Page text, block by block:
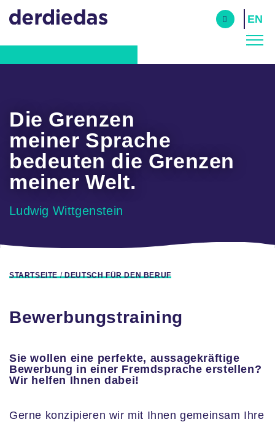
Skip
to
main
navigation
EN
Die Grenzen
meiner Sprache
bedeuten die Grenzen
meiner Welt.
Ludwig Wittgenstein
Pfadnavigation
STARTSEITE DEUTSCH FÜR DEN BERUF
Bewerbungstraining
Sie wollen eine perfekte, aussagekräftige
Bewerbung in einer Fremdsprache erstellen?
Wir helfen Ihnen dabei!
Gerne konzipieren wir mit Ihnen gemeinsam Ihre